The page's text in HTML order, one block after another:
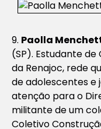
9. Paolla
(SP). Estudante de
da Renajoc, rede
de adolescentes e
atenção para o
militante de um
Coletivo